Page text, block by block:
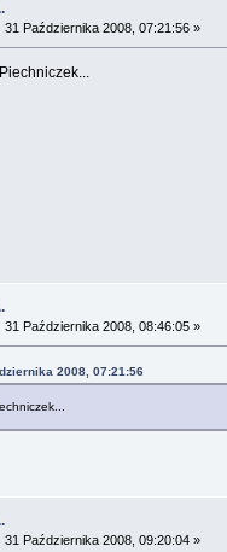
31 Października 2008, 07:21:56 »
31 Października 2008, 08:46:05 »
2008, 07:21:56
31 Października 2008, 09:20:04 »